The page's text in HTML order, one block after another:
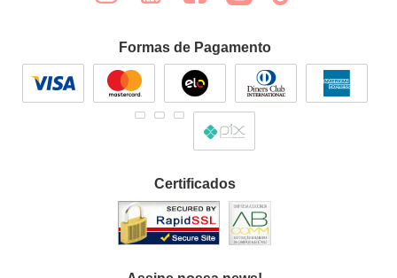
Formas de Pagamento
Certificados